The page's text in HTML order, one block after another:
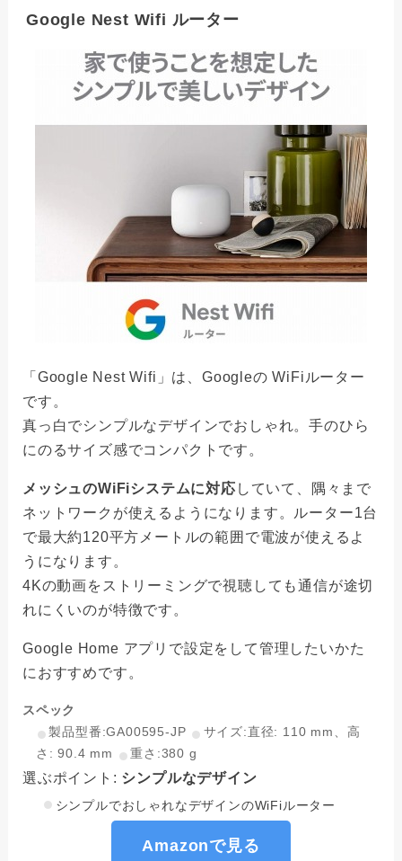
Google Nest Wifi ルーター
「Google Nest Wifi」は、Googleの WiFiルーター
です。
真っ白でシンプルなデザインでおしゃれ。手のひら
にのるサイズ感でコンパクトです。
メッシュのWiFiシステムに対応 していて、隅々まで
ネットワークが使えるようになります。ルーター1台
で最大約120平方メートルの範囲で電波が使えるよ
うになります。
4Kの動画をストリーミングで視聴しても通信が途切
れにくいのが特徴です。
Google Home アプリで設定をして管理したいかた
におすすめです。
スペック
製品型番:GA00595-JP
サイズ:直径: 110 mm、高
さ: 90.4 mm
重さ:380 g
選ぶポイント: シンプルなデザイン
シンプルでおしゃれなデザインのWiFiルーター
Amazonで見る